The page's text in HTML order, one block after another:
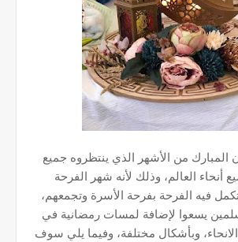
المبارك من الأشهر الذي ينتظروه جميع
أنحاء العالم، وذلك لأنه شهر الفرحة
فيه الفرحة بفرحة الأسرة وتجمعهم،
يسعوا لإضافة لمسات رمضانية في
وبأشكال مختلفة، وفيما يلي سوف